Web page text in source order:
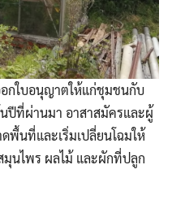
กใบอนุญาตให้แก่ชุมชนกับ
ที่ผ่านมา อาสาสมัครและผู้
พื้นที่และเริ่มเปลี่ยนโฉมให้
นไพร ผลไม้ และผักที่ปลูก